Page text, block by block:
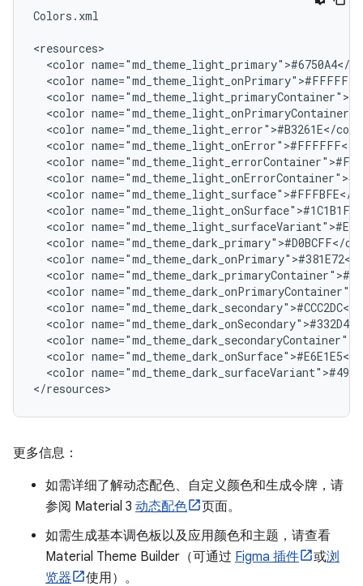
Colors.xml
<color
<color
<color
<color
<color
<color
<color
<color
<color
<color
<color
<color
<color
<color
<color
<color
<color
<color
<color
<color
更多信息：
如需详细了解动态配色、自定义颜色和生成令牌，请
参阅 Material 3 动态配色
页面。
如需生成基本调色板以及应用颜色和主题，请查看
Material Theme Builder（可通过 Figma 插件 或浏
览器
使用）。